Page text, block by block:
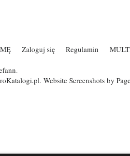
Zaloguj się Regulamin
.
. Website Screenshots by